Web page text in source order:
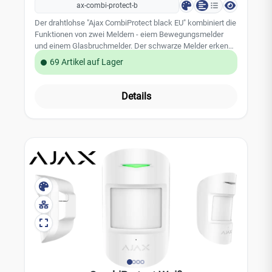
ax-combi-protect-b
Der drahtlohse "Ajax CombiProtect black EU" kombiniert die
Funktionen von zwei Meldern - eiem Bewegungsmelder
und einem Glasbruchmelder. Der schwarze Melder erkennt
Bewegungen im Raum aus bis zu 12 Metern Entfernung
und regestriert anhand eines Elektretmikrofons
Abstand von bis zu 9 Metern zum Fenster installiert
50cm & 20kg) Technische Daten: Art des Melders:
Kabellos Sensor: PIR-Sensor (Bewegung); Elektrtmikrofon
(Glasbruch) Alarmsignal-Übermittlungszeit: 0,15 Sekunden
Bewegungserfassungsabstand: bis zu 12m
Erfassungswinkel: Horizontal - 88° 30' Vertikal - 80°
empfohlene Montagehöhe: 2,40m
Glasbrucherkennungsabstand: bis zu 9m
Abstrahlungswinkel des Mikrofons: 180° Frequenz: 868,0 –
868,6 MHz oder 868,7 – 869,2 MHz je nach Verkaufsregion
ocBridge Plus, uartBridge Betriebstemperaturbereich: -10°C
69 Artikel auf Lager
Details